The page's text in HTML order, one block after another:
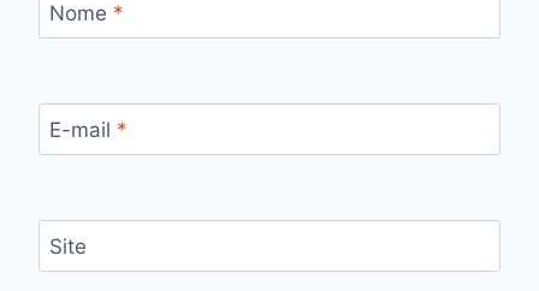
Nome *
E-mail *
Site